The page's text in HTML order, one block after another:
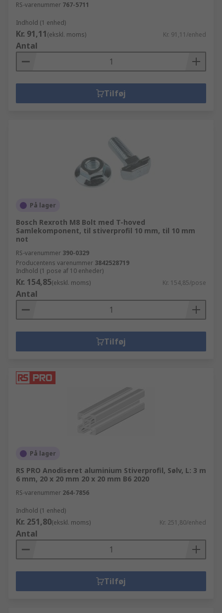
RS-varenummer 767-5711
Indhold (1 enhed)
Kr. 91,11(ekskl. moms) Kr. 91,11/enhed
Antal
Tilføj
På lager
Bosch Rexroth M8 Bolt med T-hoved
Samlekomponent, til stiverprofil 10 mm, til 10 mm
not
RS-varenummer 390-0329
Producentens varenummer 3842528719
Indhold (1 pose af 10 enheder)
Kr. 154,85(ekskl. moms) Kr. 154,85/pose
Antal
Tilføj
På lager
RS PRO Anodiseret aluminium Stiverprofil, Sølv, L: 3 m
6 mm, 20 x 20 mm 20 x 20 mm B6 2020
RS-varenummer 264-7856
Indhold (1 enhed)
Kr. 251,80(ekskl. moms) Kr. 251,80/enhed
Antal
Tilføj